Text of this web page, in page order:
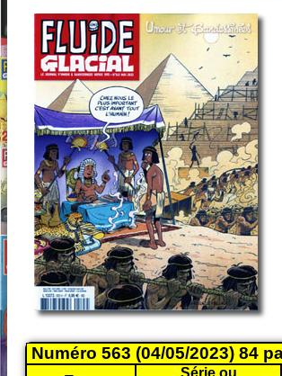
Numéro 563 (04/05/2023) 84